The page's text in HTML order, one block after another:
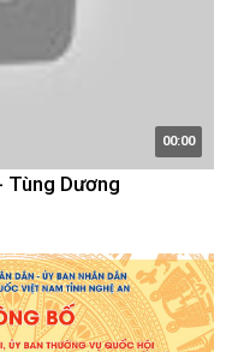
00:00
Tùng Dương